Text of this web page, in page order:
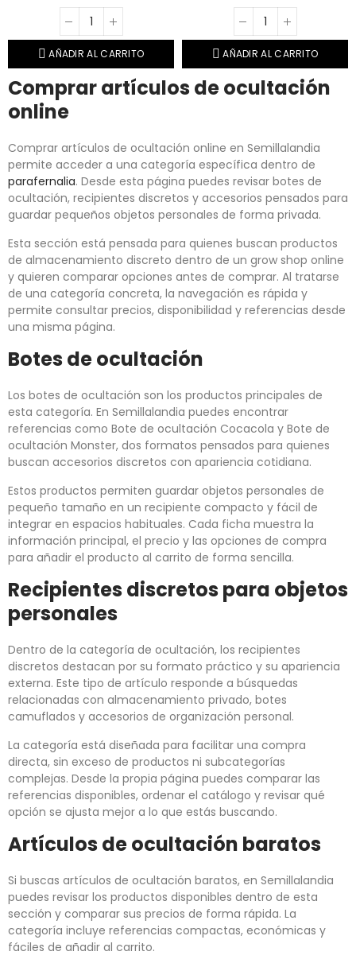
AÑADIR AL CARRITO AÑADIR AL CARRITO
Comprar artículos de ocultación
online
Comprar artículos de ocultación online en Semillalandia
permite acceder a una categoría específica dentro de
parafernalia. Desde esta página puedes revisar botes de
ocultación, recipientes discretos y accesorios pensados para
guardar pequeños objetos personales de forma privada.
Esta sección está pensada para quienes buscan productos
de almacenamiento discreto dentro de un grow shop online
y quieren comparar opciones antes de comprar. Al tratarse
de una categoría concreta, la navegación es rápida y
permite consultar precios, disponibilidad y referencias desde
una misma página.
Botes de ocultación
Los botes de ocultación son los productos principales de
esta categoría. En Semillalandia puedes encontrar
referencias como Bote de ocultación Cocacola y Bote de
ocultación Monster, dos formatos pensados para quienes
buscan accesorios discretos con apariencia cotidiana.
Estos productos permiten guardar objetos personales de
pequeño tamaño en un recipiente compacto y fácil de
integrar en espacios habituales. Cada ficha muestra la
información principal, el precio y las opciones de compra
para añadir el producto al carrito de forma sencilla.
Recipientes discretos para objetos
personales
Dentro de la categoría de ocultación, los recipientes
discretos destacan por su formato práctico y su apariencia
externa. Este tipo de artículo responde a búsquedas
relacionadas con almacenamiento privado, botes
camuflados y accesorios de organización personal.
La categoría está diseñada para facilitar una compra
directa, sin exceso de productos ni subcategorías
complejas. Desde la propia página puedes comparar las
referencias disponibles, ordenar el catálogo y revisar qué
opción se ajusta mejor a lo que estás buscando.
Artículos de ocultación baratos
Si buscas artículos de ocultación baratos, en Semillalandia
puedes revisar los productos disponibles dentro de esta
sección y comparar sus precios de forma rápida. La
categoría incluye referencias compactas, económicas y
fáciles de añadir al carrito.